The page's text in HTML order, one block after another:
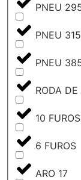
PNEU
PNEU 315
PNEU
RODA
10 FUROS
6 FUROS
ARO 17